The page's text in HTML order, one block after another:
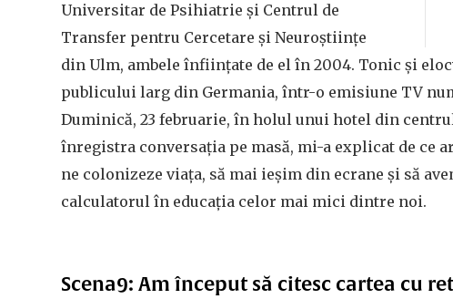
Universitar de Psihiatrie și Centrul de
Transfer pentru Cercetare şi Neuroştiinţe
din Ulm, ambele înființate de el în 2004. Tonic și
publicului larg din Germania, într-o emisiune TV
Duminică, 23 februarie, în holul unui hotel din
înregistra conversația pe masă, mi-a explicat de ce
ne colonizeze viața, să mai ieșim din ecrane și să
calculatorul în educația celor mai mici dintre noi.
Scena9: Am început să citesc cartea cu